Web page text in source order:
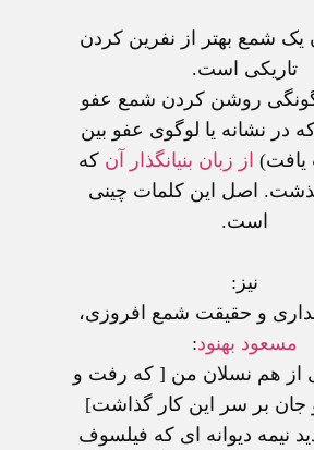
شمع بهتر از نفرين کردن
تاريکی است.
روشن کردن شمع عفو
در نشانه يا لوگوی عفو بين
يافت) از زبان بنيانگذار آن که
اصل اين کلمات چينی
است.
نيز:
و حقيقت شمع افروزی،
مسعود بهنود:
از هم نسلان من [ که رفت و
بر سر اين کار گذاشت]
نيمه ديوانه ای که فيلسوف